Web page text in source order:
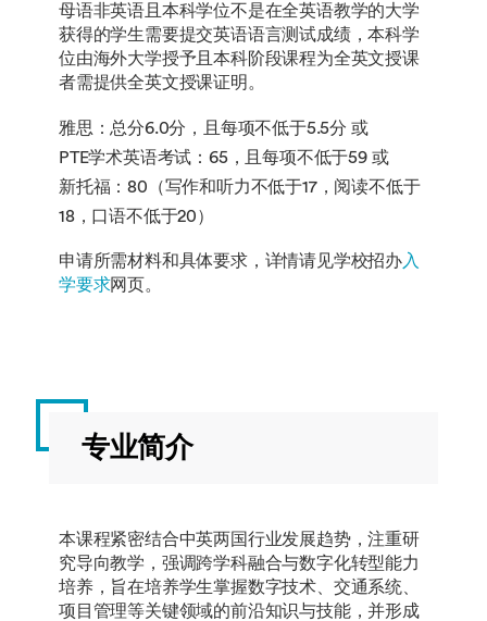
母语非英语且本科学位不是在全英语教学的大学
获得的学生需要提交英语语言测试成绩，本科学
位由海外大学授予且本科阶段课程为全英文授课
者需提供全英文授课证明。
雅思：总分6.0分，且每项不低于5.5分 或
PTE学术英语考试：65，且每项不低于59 或
新托福：80（写作和听力不低于17，阅读不低于
18，口语不低于20）
申请所需材料和具体要求，详情请见学校招办入
学要求网页。
专业简介
本课程紧密结合中英两国行业发展趋势，注重研
究导向教学，强调跨学科融合与数字化转型能力
培养，旨在培养学生掌握数字技术、交通系统、
项目管理等关键领域的前沿知识与技能，并形成